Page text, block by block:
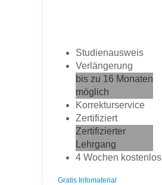
Studienausweis
Verlängerung
bis zu 16 Monaten
möglich
Korrekturservice
Zertifiziert
Zertifizierter
Lehrgang
4 Wochen kostenlos
Gratis Infomaterial